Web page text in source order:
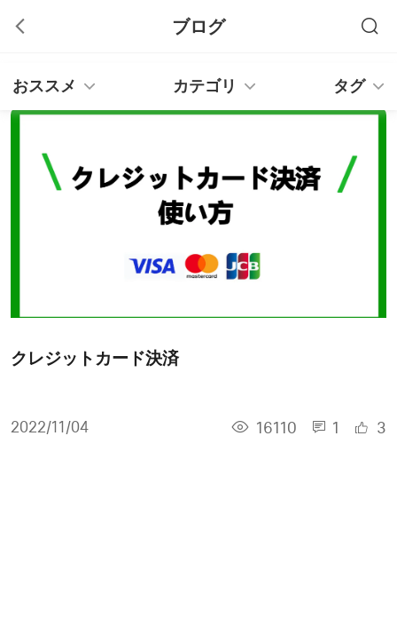
ブログ
おススメ カテゴリ タグ
クレジットカード決済
2022/11/04 16110 1 3